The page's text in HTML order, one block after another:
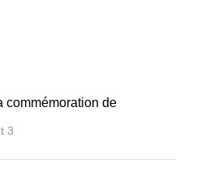
commémoration de
3